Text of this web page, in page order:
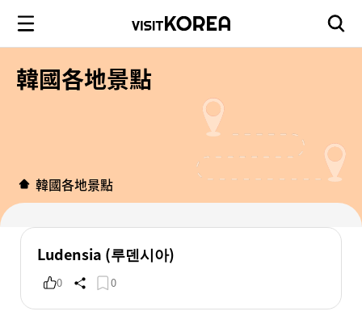
韓國各地景點
韓國各地景點
Ludensia (루덴시아)
0 0